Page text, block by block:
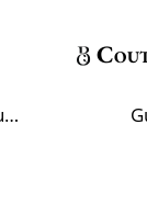
Sombrero panama tejido a mano en Ecuador